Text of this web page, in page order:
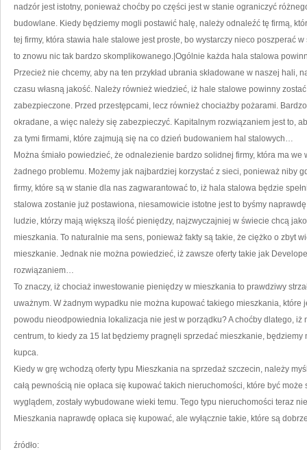
nadzór jest istotny, ponieważ choćby po części jest w stanie ograniczyć
budowlane. Kiedy będziemy mogli postawić halę, należy odnaleźć tę firmą,
tej firmy, która stawia hale stalowe jest proste, bo wystarczy nieco poszperać
to znowu nic tak bardzo skomplikowanego.|Ogólnie każda hala stalowa
Przecież nie chcemy, aby na ten przykład ubrania składowane w naszej hali,
czasu własną jakość. Należy również wiedzieć, iż hale stalowe powinny
zabezpieczone. Przed przestępcami, lecz również chociażby pożarami.
okradane, a więc należy się zabezpieczyć. Kapitalnym rozwiązaniem jest to,
za tymi firmami, które zajmują się na co dzień budowaniem hal stalowych…
Można śmiało powiedzieć, że odnalezienie bardzo solidnej firmy, która ma
żadnego problemu. Możemy jak najbardziej korzystać z sieci, ponieważ niby
firmy, które są w stanie dla nas zagwarantować to, iż hala stalowa będzie
stalowa zostanie już postawiona, niesamowicie istotne jest to byśmy
ludzie, którzy mają większą ilość pieniędzy, najzwyczajniej w świecie chcą
mieszkania. To naturalnie ma sens, ponieważ fakty są takie, że ciężko o zbyt
mieszkanie. Jednak nie można powiedzieć, iż zawsze oferty takie jak
rozwiązaniem…
To znaczy, iż chociaż inwestowanie pieniędzy w mieszkania to prawdziwy
uważnym. W żadnym wypadku nie można kupować takiego mieszkania,
powodu nieodpowiednia lokalizacja nie jest w porządku? A choćby dlatego, iż
centrum, to kiedy za 15 lat będziemy pragnęli sprzedać mieszkanie,
kupca.
Kiedy w grę wchodzą oferty typu Mieszkania na sprzedaż szczecin, należy
całą pewnością nie opłaca się kupować takich nieruchomości, które być
wyglądem, zostały wybudowane wieki temu. Tego typu nieruchomości teraz
Mieszkania naprawdę opłaca się kupować, ale wyłącznie takie, które są
źródło: